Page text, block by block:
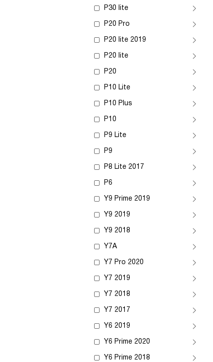
P30 lite
P20 Pro
P20 lite 2019
P20 lite
P20
P10 Lite
P10 Plus
P10
P9 Lite
P9
P8 Lite 2017
P6
Y9 Prime 2019
Y9 2019
Y9 2018
Y7A
Y7 Pro 2020
Y7 2019
Y7 2018
Y7 2017
Y6 2019
Y6 Prime 2020
Y6 Prime 2018